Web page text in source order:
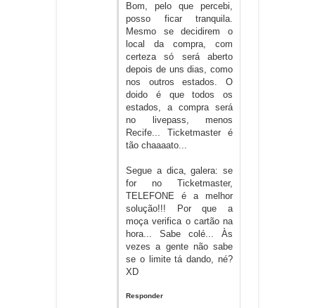
Bom, pelo que percebi,
posso ficar tranquila.
Mesmo se decidirem o
local da compra, com
certeza só será aberto
depois de uns dias, como
nos outros estados. O
doido é que todos os
estados, a compra será
no livepass, menos
Recife... Ticketmaster é
tão chaaaato...
Segue a dica, galera: se
for no Ticketmaster,
TELEFONE é a melhor
solução!!! Por que a
moça verifica o cartão na
hora... Sabe colé... Às
vezes a gente não sabe
se o limite tá dando, né?
XD
Responder